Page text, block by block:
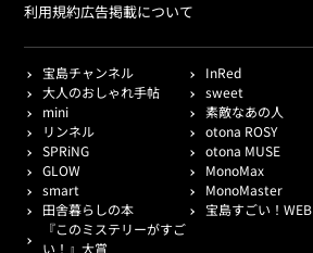
利用規約広告掲載について
宝島チャンネル
InRed
大人のおしゃれ手帖
sweet
mini
素敵なあの人
リンネル
otona ROSY
SPRiNG
otona MUSE
GLOW
MonoMax
smart
MonoMaster
田舎暮らしの本
宝島すごい！WEB
『このミステリーがすご
い！』大賞